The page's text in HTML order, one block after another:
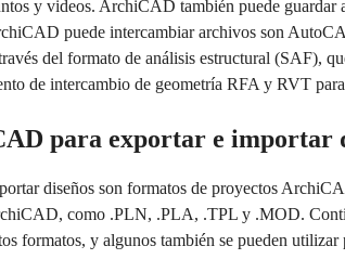
y videos. ArchiCAD también puede
puede intercambiar archivos son
del formato de análisis estructural (SAF),
de intercambio de geometría RFA y RVT
para exportar e importar
diseños son formatos de proyectos
como .PLN, .PLA, .TPL y .MOD.
formatos, y algunos también se pueden